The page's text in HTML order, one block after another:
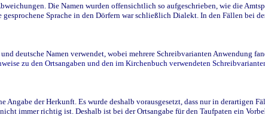
Die Namen wurden offensichtlich so aufgeschrieben, wie die
Sprache in den Dörfern war schließlich Dialekt. In den Fällen bei
deutsche Namen verwendet, wobei mehrere Schreibvarianten Anwendung
zu den Ortsangaben und den im Kirchenbuch verwendeten
Angabe der Herkunft. Es wurde deshalb vorausgesetzt, dass nur in derartigen
immer richtig ist. Deshalb ist bei der Ortsangabe für den Taufpaten ein